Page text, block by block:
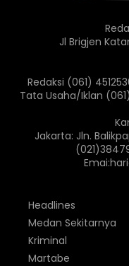
Jl Brigjen
Redaksi (061)
Tata Usaha/Iklan
Jakarta: Jln.
Headlines
Medan Sekitarnya
Kriminal
Martabe